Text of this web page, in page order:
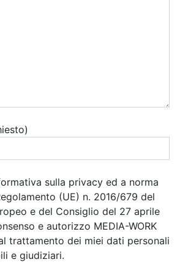
sulla privacy ed a norma
(UE) n. 2016/679 del
e del Consiglio del 27 aprile
e autorizzo MEDIA-WORK
al trattamento dei miei dati personali
e giudiziari.